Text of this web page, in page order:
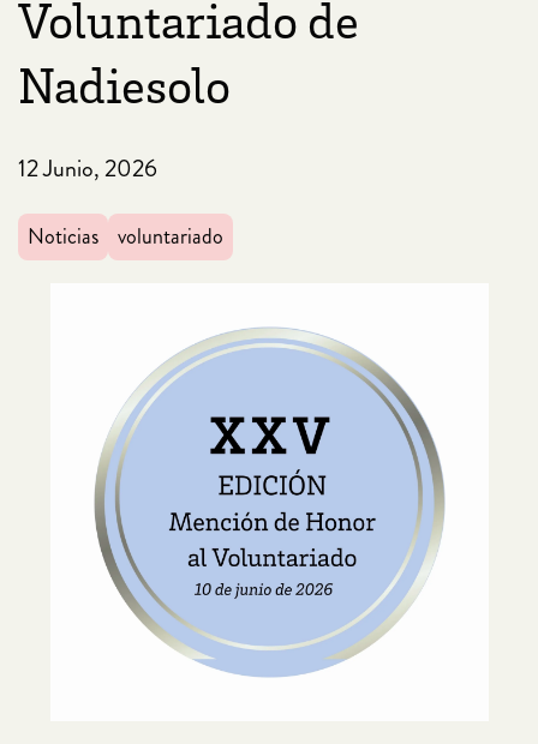
Voluntariado de
Nadiesolo
12 Junio, 2026
Noticias voluntariado